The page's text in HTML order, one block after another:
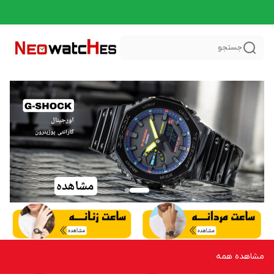
جستجو
مشاهده همه